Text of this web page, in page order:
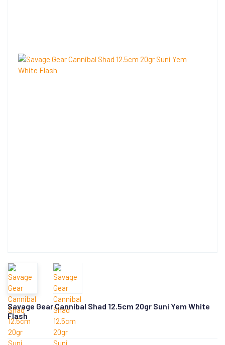
Savage Gear Cannibal Shad 12.5cm 20gr Suni Yem White
Flash